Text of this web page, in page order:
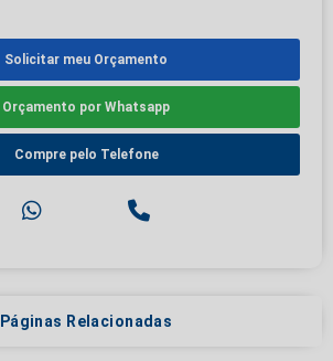
Solicitar meu Orçamento
Orçamento por Whatsapp
Compre pelo Telefone
Páginas Relacionadas